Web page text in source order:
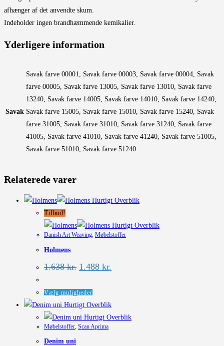
afhænger af det anvendte skum.
Indeholder ingen brandhæmmende kemikalier.
Yderligere information
Savak
Savak farve 00001, Savak farve 00003, Savak farve 00004, Savak
farve 00005, Savak farve 13005, Savak farve 13010, Savak farve
13240, Savak farve 14005, Savak farve 14010, Savak farve 14240,
Savak farve 15005, Savak farve 15010, Savak farve 15240, Savak
farve 31005, Savak farve 31010, Savak farve 31240, Savak farve
41005, Savak farve 41010, Savak farve 41240, Savak farve 51005,
Savak farve 51010, Savak farve 51240
Relaterede varer
Hurtigt Overblik
Tilbud!
Hurtigt Overblik
Danish Art Weaving, Møbelstoffer
Holmens
1.638kr. Den
oprindelige
var:
1.638 kr..
1.488 kr.
aktuelle
Vælg mulighederDette
vare
har
flere
Hurtigt Overblik
Hurtigt Overblik
Møbelstoffer Scan Aprima
Denim uni